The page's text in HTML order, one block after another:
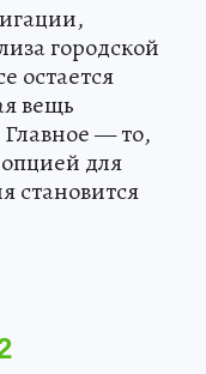
городской
остается
вещь
Главное — то,
опцией для
становится